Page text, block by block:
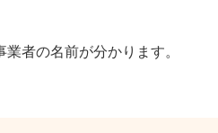
者の名前が分かります。